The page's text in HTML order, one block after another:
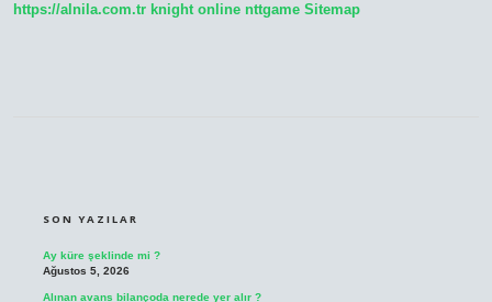
https://alnila.com.tr knight online nttgame Sitemap
SON YAZILAR
Ay küre şeklinde mi ?
Ağustos 5, 2026
Alınan avans bilançoda nerede yer alır ?